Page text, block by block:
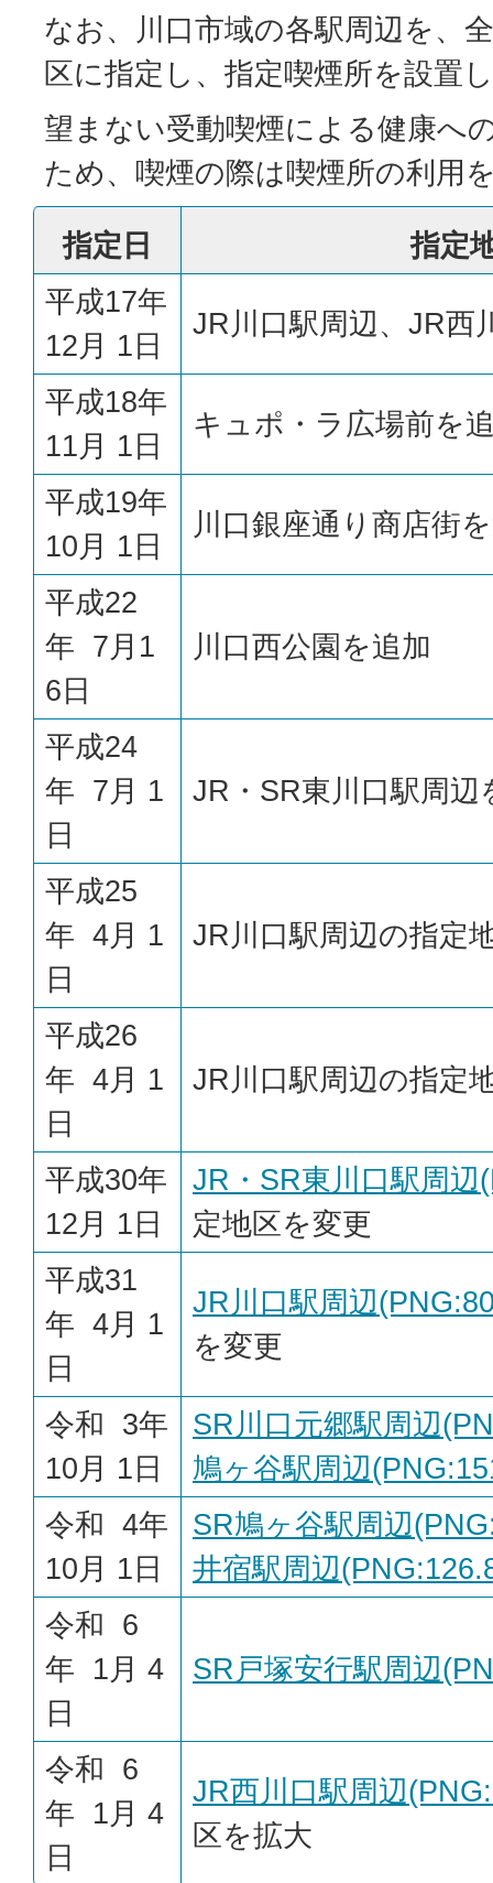
なお、川口市域の各駅周辺を、
区に指定し、指定喫煙所を設置
望まない受動喫煙による健康へ
ため、喫煙の際は喫煙所の利用
指定日
指定
平成17年
12月 1日
JR川口駅周辺、JR西
平成18年
11月 1日
キュポ・ラ広場前を
平成19年
10月 1日
川口銀座通り商店街
平成22
年 7月1
6日
川口西公園を追加
平成24
年 7月 1
日
JR・SR東川口駅周辺
平成25
年 4月 1
日
JR川口駅周辺の指定
平成26
年 4月 1
日
JR川口駅周辺の指定
平成30年
12月 1日
JR・SR東川口駅周辺
定地区を変更
平成31
年 4月 1
日
JR川口駅周辺
を変更
令和 3年
10月 1日
SR川口元郷駅周辺
鳩ヶ谷駅周辺
令和 4年
10月 1日
SR鳩ヶ谷駅周辺
井宿駅周辺
令和 6
年 1月 4
日
SR戸塚安行駅周辺
令和 6
年 1月 4
日
JR西川口駅周辺
区を拡大